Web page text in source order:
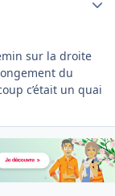
sur la droite
du
c’était un quai